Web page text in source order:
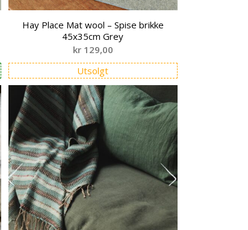
Hay Place Mat wool – Spise brikke
45x35cm Grey
kr129,00
Utsolgt